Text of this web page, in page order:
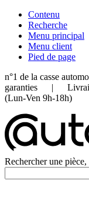
Contenu
Recherche
Menu principal
Menu client
Pied de page
n°1 de la casse
garanties |
(Lun-Ven 9h-18h)
Rechercher une